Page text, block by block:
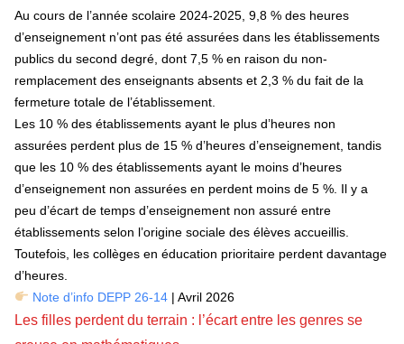
Au cours de l’année scolaire 2024-2025, 9,8 % des heures
d’enseignement n’ont pas été assurées dans les établissements
publics du second degré, dont 7,5 % en raison du non-
remplacement des enseignants absents et 2,3 % du fait de la
fermeture totale de l’établissement.
Les 10 % des établissements ayant le plus d’heures non
assurées perdent plus de 15 % d’heures d’enseignement, tandis
que les 10 % des établissements ayant le moins d’heures
d’enseignement non assurées en perdent moins de 5 %. Il y a
peu d’écart de temps d’enseignement non assuré entre
établissements selon l’origine sociale des élèves accueillis.
Toutefois, les collèges en éducation prioritaire perdent davantage
d’heures.
Note d’info DEPP 26-14| Avril 2026
Les filles perdent du terrain : l’écart entre les genres se